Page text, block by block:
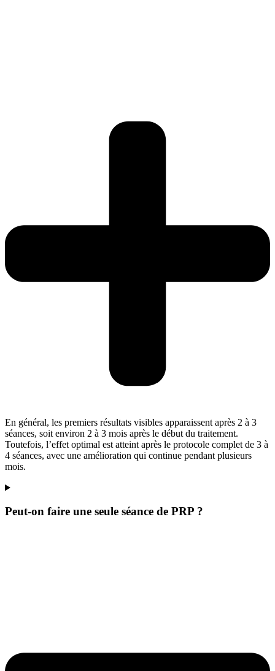
En général, les premiers résultats visibles apparaissent après 2 à 3
séances, soit environ 2 à 3 mois après le début du traitement.
Toutefois, l’effet optimal est atteint après le protocole complet de 3 à
4 séances, avec une amélioration qui continue pendant plusieurs
mois.
Peut-on faire une seule séance de PRP ?